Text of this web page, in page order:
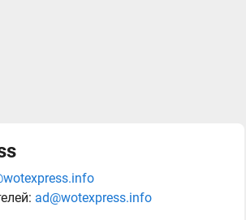
ad@wotexpress.info